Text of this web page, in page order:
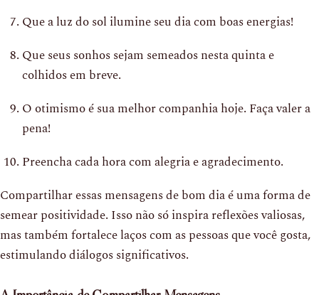
Que a luz do sol ilumine seu dia com boas energias!
Que seus sonhos sejam semeados nesta quinta e
colhidos em breve.
O otimismo é sua melhor companhia hoje. Faça valer a
pena!
Preencha cada hora com alegria e agradecimento.
Compartilhar essas mensagens de bom dia é uma forma de
semear positividade. Isso não só inspira reflexões valiosas,
mas também fortalece laços com as pessoas que você gosta,
estimulando diálogos significativos.